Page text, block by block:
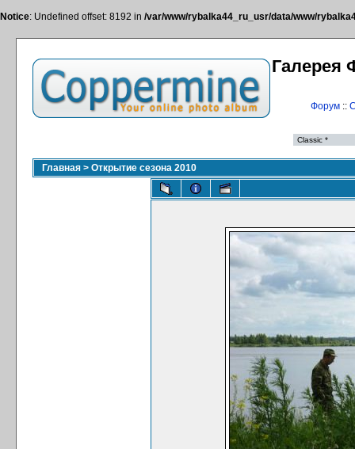
Notice: Undefined offset: 8192 in /var/www/rybalka44_ru_usr/data/www/
Галерея
Форум::
Главная > Открытие сезона 2010